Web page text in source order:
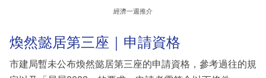
經濟一週推介
煥然懿居第三座｜申請資格
市建局暫未公布煥然懿居第三座的申請資格，參考過往的規